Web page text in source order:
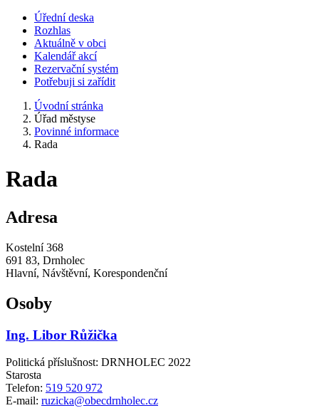
Úřední deska
Rozhlas
Aktuálně v obci
Kalendář akcí
Rezervační systém
Potřebuji si zařídit
Úvodní stránka
Úřad městyse
Povinné informace
Rada
Rada
Adresa
Kostelní 368
691 83, Drnholec
Hlavní, Návštěvní, Korespondenční
Osoby
Ing. Libor Růžička
Politická příslušnost: DRNHOLEC 2022
Starosta
Telefon: 519 520 972
E-mail: ruzicka@obecdrnholec.cz